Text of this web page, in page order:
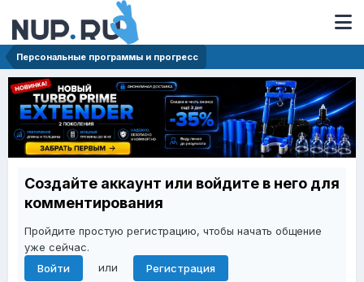
Персональные программы и прогресс
Создайте аккаунт или войдите в него для
комментирования
Пройдите простую регистрацию, чтобы начать общение
уже сейчас.
Войти
или Регистрация